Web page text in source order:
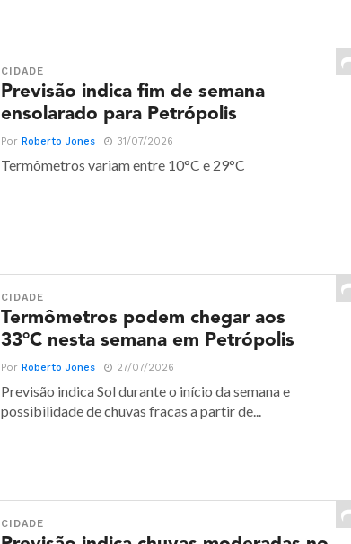
CIDADE
Previsão indica fim de semana
ensolarado para Petrópolis
Por Roberto Jones 31/07/2026
Termômetros variam entre 10°C e 29°C
CIDADE
Termômetros podem chegar aos
33°C nesta semana em Petrópolis
Por Roberto Jones 27/07/2026
Previsão indica Sol durante o início da semana e
possibilidade de chuvas fracas a partir de...
CIDADE